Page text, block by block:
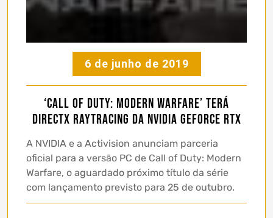
6 de junho de 2019
‘Call of Duty: Modern Warfare’ terá
DirectX Raytracing da NVIDIA GeForce RTX
A NVIDIA e a Activision anunciam parceria
oficial para a versão PC de Call of Duty: Modern
Warfare, o aguardado próximo título da série
com lançamento previsto para 25 de outubro.